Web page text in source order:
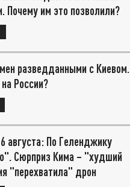
Почему им это позволили?
разведданными с Киевом.
России?
августа: По Геленджику
Сюрприз Кима – "худший
"перехватила" дрон